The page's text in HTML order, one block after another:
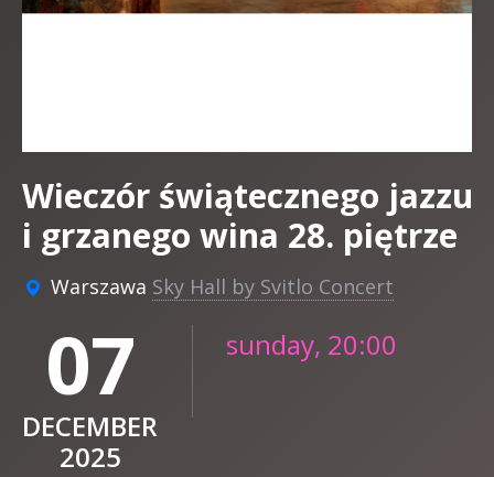
Wieczór świątecznego jazzu
i grzanego wina 28. piętrze
Warszawa Sky Hall by Svitlo Concert
07
DECEMBER
2025
sunday, 20:00